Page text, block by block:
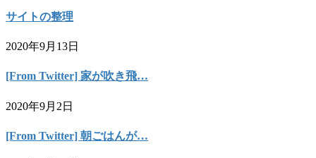
サイトの整理
2020年9月13日
[From Twitter] 家が吹き飛…
2020年9月2日
[From Twitter] 朝ごはんが…